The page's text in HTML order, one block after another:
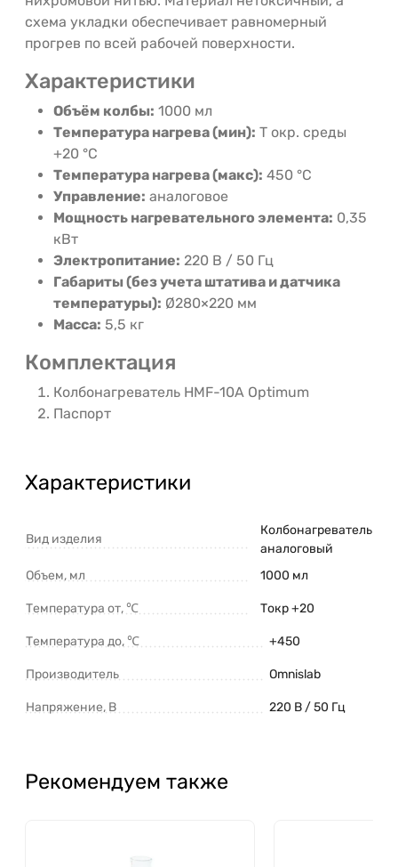
схема укладки обеспечивает равномерный
прогрев по всей рабочей поверхности.
Характеристики
Объём колбы: 1000 мл
Температура нагрева (мин): Т окр. среды
+20 °C
Температура нагрева (макс): 450 °C
Управление: аналоговое
Мощность нагревательного элемента: 0,35
кВт
Электропитание: 220 В / 50 Гц
Габариты (без учета штатива и датчика
температуры): Ø280×220 мм
Масса: 5,5 кг
Комплектация
Колбонагреватель HMF-10A Optimum
Паспорт
Характеристики
Вид изделия
Колбонагреватель
аналоговый
Объем, мл
1000 мл
Температура от, ℃ Токр +20
Температура до, ℃ +450
Производитель Omnislab
Напряжение, В 220 В / 50 Гц
Рекомендуем также